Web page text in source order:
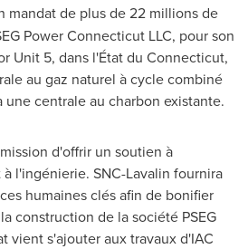
mandat de plus de 22 millions de
Power Connecticut LLC, pour son
Unit 5, dans l'État du Connecticut,
au gaz naturel à cycle combiné
centrale au charbon existante.
d'offrir un soutien à
l'ingénierie. SNC-Lavalin fournira
humaines clés afin de bonifier
construction de la société PSEG
vient s'ajouter aux travaux d'IAC